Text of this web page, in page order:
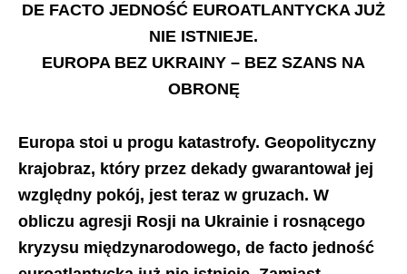
DE FACTO JEDNOŚĆ EUROATLANTYCKA JUŻ
NIE ISTNIEJE.
EUROPA BEZ UKRAINY – BEZ SZANS NA
OBRONĘ
Europa stoi u progu katastrofy. Geopolityczny
krajobraz, który przez dekady gwarantował jej
względny pokój, jest teraz w gruzach. W
obliczu agresji Rosji na Ukrainie i rosnącego
kryzysu międzynarodowego, de facto jedność